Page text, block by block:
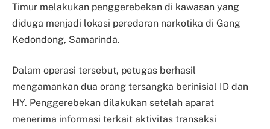
Timur melakukan penggerebekan di kawasan yang
diduga menjadi lokasi peredaran narkotika di Gang
Kedondong, Samarinda.
Dalam operasi tersebut, petugas berhasil
mengamankan dua orang tersangka berinisial ID dan
HY. Penggerebekan dilakukan setelah aparat
menerima informasi terkait aktivitas transaksi